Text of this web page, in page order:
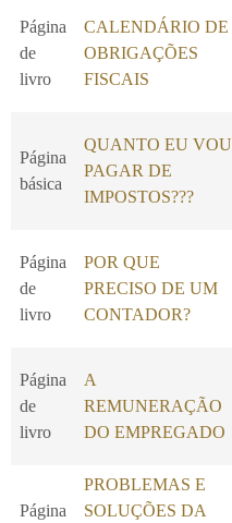
Página
de
livro
CALENDÁRIO DE
OBRIGAÇÕES
FISCAIS
Página
básica
QUANTO EU VOU
PAGAR DE
IMPOSTOS???
Página
de
livro
POR QUE
PRECISO DE UM
CONTADOR?
Página
de
livro
A
REMUNERAÇÃO
DO EMPREGADO
Página
PROBLEMAS E
SOLUÇÕES DA